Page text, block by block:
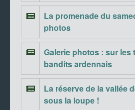
La promenade du
photos
Galerie photos : sur les
bandits ardennais
La réserve de la vallée
sous la loupe !